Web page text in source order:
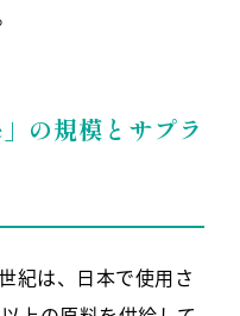
の規模とサプラ
紀は、日本で使用さ